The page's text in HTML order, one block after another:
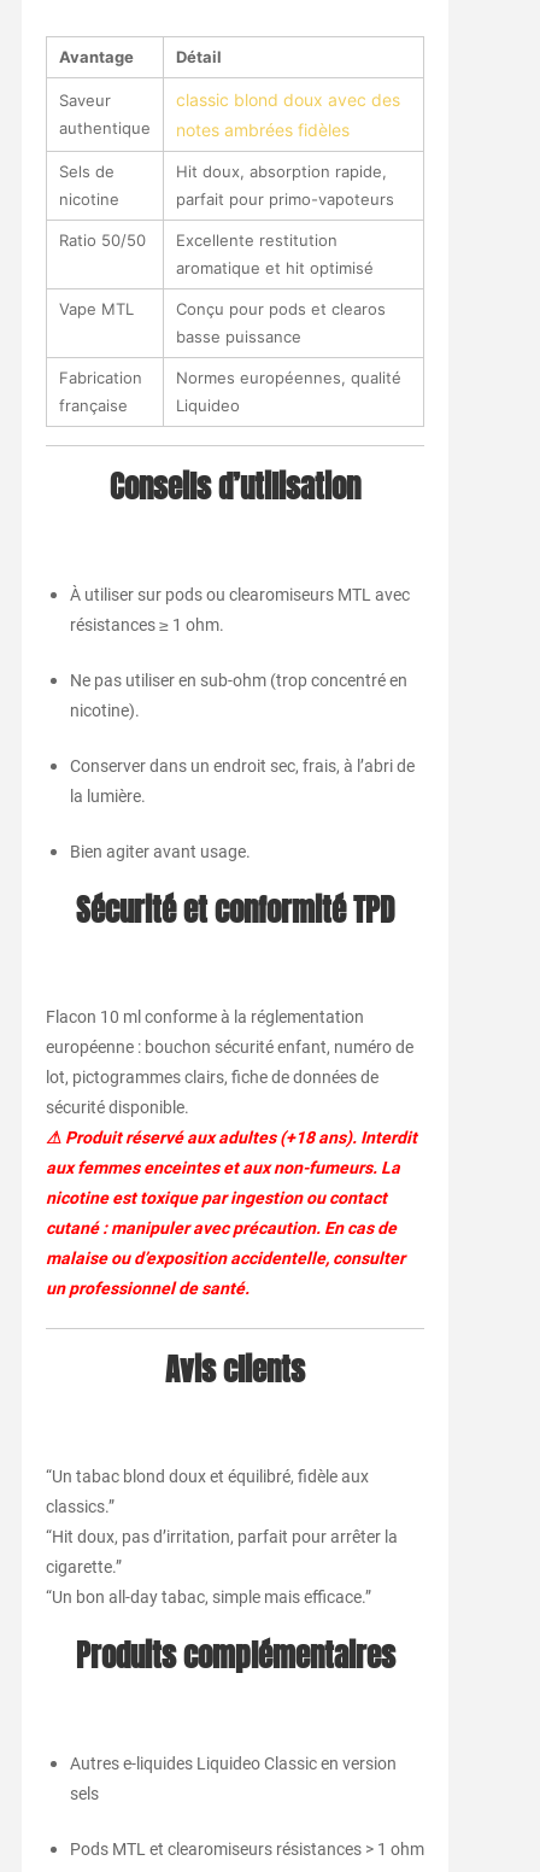
Avantage Détail
Saveur
authentique
classic blond doux avec des
notes ambrées fidèles
Sels de
nicotine
Hit doux, absorption rapide,
parfait pour primo-vapoteurs
Ratio 50/50
Excellente restitution
aromatique et hit optimisé
Vape MTL
Conçu pour pods et clearos
basse puissance
Fabrication
française
Normes européennes, qualité
Liquideo
Conseils d’utilisation
À utiliser sur pods ou clearomiseurs MTL avec
résistances ≥ 1 ohm.
Ne pas utiliser en sub-ohm (trop concentré en
nicotine).
Conserver dans un endroit sec, frais, à l’abri de
la lumière.
Bien agiter avant usage.
Sécurité et conformité TPD
Flacon 10 ml conforme à la réglementation
européenne : bouchon sécurité enfant, numéro de
lot, pictogrammes clairs, fiche de données de
sécurité disponible.
⚠ Produit réservé aux adultes (+18 ans). Interdit
aux femmes enceintes et aux non-fumeurs. La
nicotine est toxique par ingestion ou contact
cutané : manipuler avec précaution. En cas de
malaise ou d’exposition accidentelle, consulter
un professionnel de santé.
Avis clients
“Un tabac blond doux et équilibré, fidèle aux
classics.”
“Hit doux, pas d’irritation, parfait pour arrêter la
cigarette.”
“Un bon all-day tabac, simple mais efficace.”
Produits complémentaires
Autres e-liquides Liquideo Classic en version
sels
Pods MTL et clearomiseurs résistances > 1 ohm